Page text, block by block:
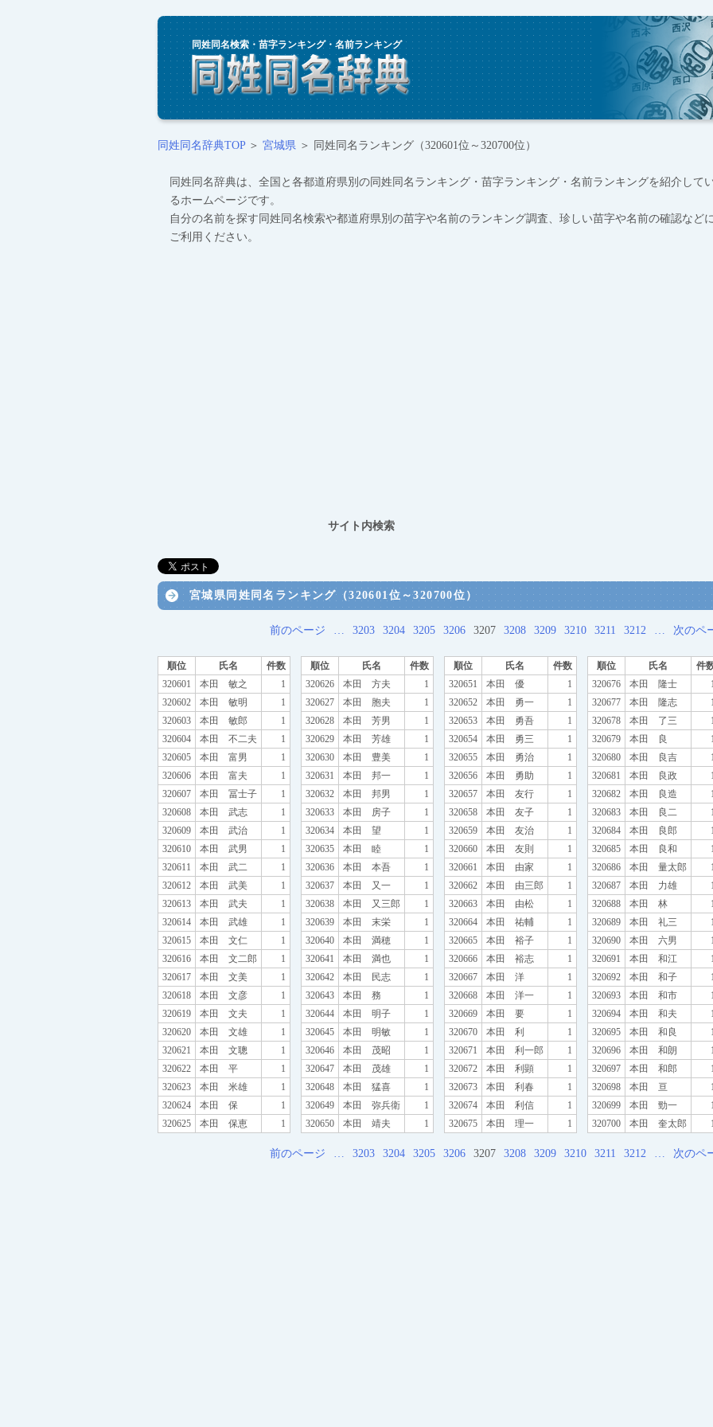
同姓同名検索・苗字ランキング・名前ランキング
同姓同名辞典TOP＞ 宮城県 ＞ 同姓同名ランキング（320601位～320700位）
同姓同名辞典は、全国と各都道府県別の同姓同名ランキング・苗字ランキング・名前ランキングを紹介して
るホームページです。
自分の名前を探す同姓同名検索や都道府県別の苗字や名前のランキング調査、珍しい苗字や名前の確認など
ご利用ください。
サイト内検索
宮城県同姓同名ランキング（320601位～320700位）
前のページ … 3203 3204 3205 3206 3207 3208 3209 3210 3211 3212 … 次のペ
順位 氏名
件数
320601
本田 敏之
1
320602
本田 敏明
1
320603
本田 敏郎
1
320604
本田 不二夫
1
320605
本田 富男
1
320606
本田 富夫
1
320607
本田 冨士子
1
320608
本田 武志
1
320609
本田 武治
1
320610
本田 武男
1
320611
本田 武二
1
320612
本田 武美
1
320613
本田 武夫
1
320614
本田 武雄
1
320615
本田 文仁
1
320616
本田 文二郎
1
320617
本田 文美
1
320618
本田 文彦
1
320619
本田 文夫
1
320620
本田 文雄
1
320621
本田 文聰
1
320622
本田 平
1
320623
本田 米雄
1
320624
本田 保
1
320625
本田 保恵 1
順位 氏名
件数
320626
本田 方夫
1
320627
本田 胞夫
1
320628
本田 芳男
1
320629
本田 芳雄
1
320630
本田 豊美
1
320631
本田 邦一
1
320632
本田 邦男
1
320633
本田 房子
1
320634
本田 望
1
320635
本田 睦
1
320636
本田 本吾
1
320637
本田 又一
1
320638
本田 又三郎
1
320639
本田 末栄
1
320640
本田 満穂
1
320641
本田 満也
1
320642
本田 民志
1
320643
本田 務
1
320644
本田 明子
1
320645
本田 明敏
1
320646
本田 茂昭
1
320647
本田 茂雄
1
320648
本田 猛喜
1
320649
本田 弥兵衛
1
320650
本田 靖夫 1
順位 氏名
件数
320651
本田 優
1
320652
本田 勇一
1
320653
本田 勇吾
1
320654
本田 勇三
1
320655
本田 勇治
1
320656
本田 勇助
1
320657
本田 友行
1
320658
本田 友子
1
320659
本田 友治
1
320660
本田 友則
1
320661
本田 由家
1
320662
本田 由三郎
1
320663
本田 由松
1
320664
本田 祐輔
1
320665
本田 裕子
1
320666
本田 裕志
1
320667
本田 洋
1
320668
本田 洋一
1
320669
本田 要
1
320670
本田 利
1
320671
本田 利一郎
1
320672
本田 利顕
1
320673
本田 利春
1
320674
本田 利信
1
320675
本田 理一 1
順位 氏名
件
320676
本田 隆士
320677
本田 隆志
320678
本田 了三
320679
本田 良
320680
本田 良吉
320681
本田 良政
320682
本田 良造
320683
本田 良二
320684
本田 良郎
320685
本田 良和
320686
本田 量太郎
320687
本田 力雄
320688
本田 林
320689
本田 礼三
320690
本田 六男
320691
本田 和江
320692
本田 和子
320693
本田 和市
320694
本田 和夫
320695
本田 和良
320696
本田 和朗
320697
本田 和郎
320698
本田 亘
320699
本田 勁一
320700
本田 奎太郎
前のページ … 3203 3204 3205 3206 3207 3208 3209 3210 3211 3212 … 次のペ